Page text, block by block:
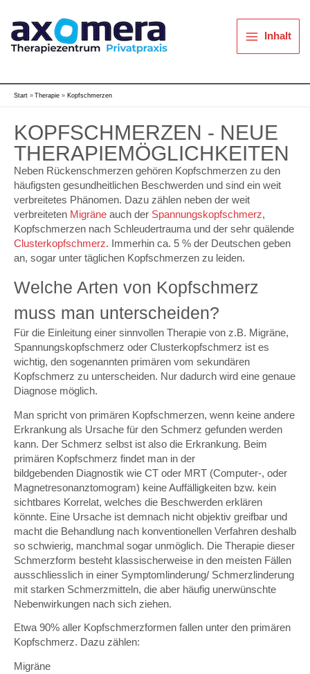
Inhalt
springen
Inhalt
Start Therapie Kopfschmerzen
KOPFSCHMERZEN - NEUE
THERAPIEMÖGLICHKEITEN
Neben Rückenschmerzen gehören Kopfschmerzen zu den
häufigsten gesundheitlichen Beschwerden und sind ein weit
verbreitetes Phänomen. Dazu zählen neben der weit
verbreiteten Migräne auch der Spannungskopfschmerz,
Kopfschmerzen nach Schleudertrauma und der sehr quälende
Clusterkopfschmerz. Immerhin ca. 5 % der Deutschen geben
an, sogar unter täglichen Kopfschmerzen zu leiden.
Welche Arten von Kopfschmerz
muss man unterscheiden?
Für die Einleitung einer sinnvollen Therapie von z.B. Migräne,
Spannungskopfschmerz oder Clusterkopfschmerz ist es
wichtig, den sogenannten primären vom sekundären
Kopfschmerz zu unterscheiden. Nur dadurch wird eine genaue
Diagnose möglich.
Man spricht von primären Kopfschmerzen, wenn keine andere
Erkrankung als Ursache für den Schmerz gefunden werden
kann. Der Schmerz selbst ist also die Erkrankung. Beim
primären Kopfschmerz findet man in der
bildgebenden Diagnostik wie CT oder MRT (Computer-, oder
Magnetresonanztomogram) keine Auffälligkeiten bzw. kein
sichtbares Korrelat, welches die Beschwerden erklären
könnte. Eine Ursache ist demnach nicht objektiv greifbar und
macht die Behandlung nach konventionellen Verfahren deshalb
so schwierig, manchmal sogar unmöglich. Die Therapie dieser
Schmerzform besteht klassischerweise in den meisten Fällen
ausschliesslich in einer Symptomlinderung/ Schmerzlinderung
mit starken Schmerzmitteln, die aber häufig unerwünschte
Nebenwirkungen nach sich ziehen.
Etwa 90% aller Kopfschmerzformen fallen unter den primären
Kopfschmerz. Dazu zählen:
Migräne